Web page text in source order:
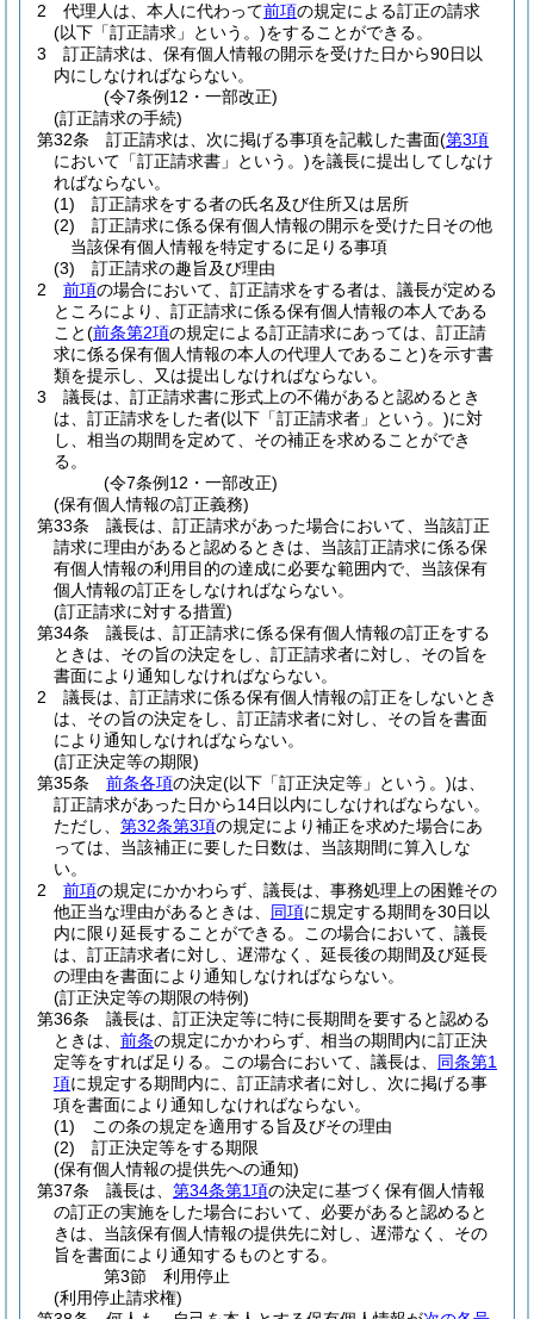
2
代理人は、本人に代わって前項の規定による訂正の請求
(以下「訂正請求」という。)をすることができる。
3
訂正請求は、保有個人情報の開示を受けた日から90日以
内にしなければならない。
(令7条例12・一部改正)
(訂正請求の手続)
第32条
訂正請求は、次に掲げる事項を記載した書面(第3項
において「訂正請求書」という。)を議長に提出してしなけ
ればならない。
(1)
訂正請求をする者の氏名及び住所又は居所
(2)
訂正請求に係る保有個人情報の開示を受けた日その他
当該保有個人情報を特定するに足りる事項
(3)
訂正請求の趣旨及び理由
2
前項の場合において、訂正請求をする者は、議長が定める
ところにより、訂正請求に係る保有個人情報の本人である
こと(前条第2項の規定による訂正請求にあっては、訂正請
求に係る保有個人情報の本人の代理人であること)を示す書
類を提示し、又は提出しなければならない。
3
議長は、訂正請求書に形式上の不備があると認めるとき
は、訂正請求をした者(以下「訂正請求者」という。)に対
し、相当の期間を定めて、その補正を求めることができ
る。
(令7条例12・一部改正)
(保有個人情報の訂正義務)
第33条
議長は、訂正請求があった場合において、当該訂正
請求に理由があると認めるときは、当該訂正請求に係る保
有個人情報の利用目的の達成に必要な範囲内で、当該保有
個人情報の訂正をしなければならない。
(訂正請求に対する措置)
第34条
議長は、訂正請求に係る保有個人情報の訂正をする
ときは、その旨の決定をし、訂正請求者に対し、その旨を
書面により通知しなければならない。
2
議長は、訂正請求に係る保有個人情報の訂正をしないとき
は、その旨の決定をし、訂正請求者に対し、その旨を書面
により通知しなければならない。
(訂正決定等の期限)
第35条
前条各項の決定(以下「訂正決定等」という。)は、
訂正請求があった日から14日以内にしなければならない。
ただし、 第32条第3項の規定により補正を求めた場合にあ
っては、当該補正に要した日数は、当該期間に算入しな
い。
2
前項の規定にかかわらず、議長は、事務処理上の困難その
他正当な理由があるときは、 同項に規定する期間を30日以
内に限り延長することができる。
この場合において、議長
は、訂正請求者に対し、遅滞なく、延長後の期間及び延長
の理由を書面により通知しなければならない。
(訂正決定等の期限の特例)
第36条
議長は、訂正決定等に特に長期間を要すると認める
ときは、 前条の規定にかかわらず、相当の期間内に訂正決
定等をすれば足りる。
この場合において、議長は、 同条第1
項に規定する期間内に、訂正請求者に対し、次に掲げる事
項を書面により通知しなければならない。
(1)
この条の規定を適用する旨及びその理由
(2)
訂正決定等をする期限
(保有個人情報の提供先への通知)
第37条
議長は、 第34条第1項の決定に基づく保有個人情報
の訂正の実施をした場合において、必要があると認めると
きは、当該保有個人情報の提供先に対し、遅滞なく、その
旨を書面により通知するものとする。
第3節
利用停止
(利用停止請求権)